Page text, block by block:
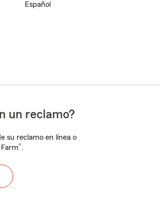
Español
un reclamo?
su reclamo en línea o
®.